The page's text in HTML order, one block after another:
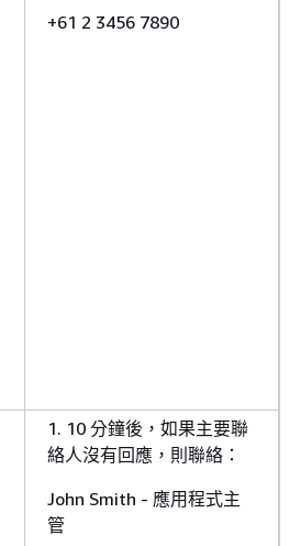
+61 2 3456 7890
1. 10 分鐘後，如果主要聯
絡人沒有回應，則聯絡：
John Smith - 應用程式主
管